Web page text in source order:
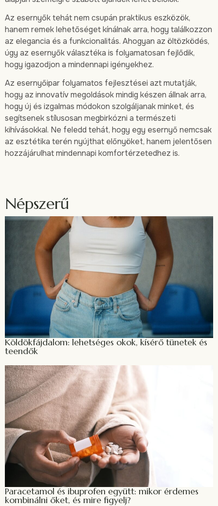
Az esernyők tehát nem csupán praktikus eszközök,
hanem remek lehetőséget kínálnak arra, hogy találkozzon
az elegancia és a funkcionalitás. Ahogyan az öltözködés,
úgy az esernyők választéka is folyamatosan fejlődik,
hogy igazodjon a mindennapi igényekhez.
Az esernyőipar folyamatos fejlesztései azt mutatják,
hogy az innovatív megoldások mindig készen állnak arra,
hogy új és izgalmas módokon szolgáljanak minket, és
segítsenek stílusosan megbirkózni a természeti
kihívásokkal. Ne feledd tehát, hogy egy esernyő nemcsak
az esztétika terén nyújthat előnyöket, hanem jelentősen
hozzájárulhat mindennapi komfortérzetedhez is.
Népszerű
Köldökfájdalom: lehetséges okok, kísérő tünetek és
teendők
Paracetamol és ibuprofen együtt: mikor érdemes
kombinálni őket, és mire figyelj?